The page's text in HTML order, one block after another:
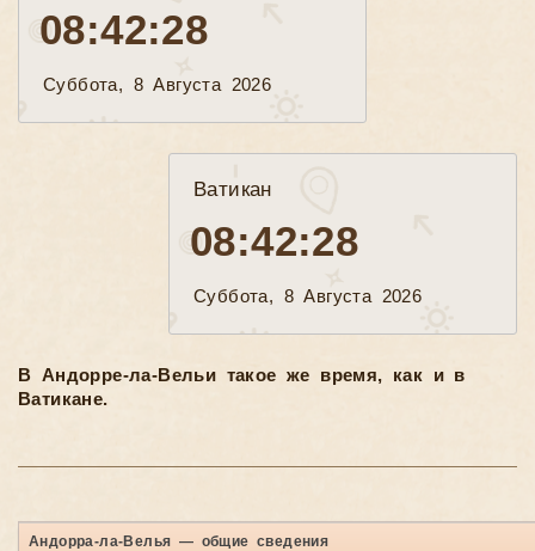
08:42:30
Суббота, 8 Августа 2026
Ватикан
08:42:30
Суббота, 8 Августа 2026
В Андорре-ла-Вельи такое же время, как и в
Ватикане.
Андорра-ла-Велья — общие сведения